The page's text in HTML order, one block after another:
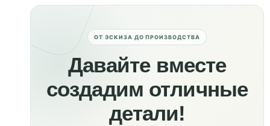
ОТ ЭСКИЗА ДО ПРОИЗВОДСТВА
Давайте вместе
создадим отличные
детали!